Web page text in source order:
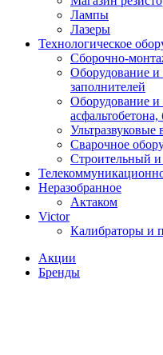
Лампы
Лазеры
Технологическое
Сборочно-
Оборудование
заполнителей
Оборудование и
Ультразвуковые
Сварочное
Строительный
Неразобранное
Актаком
Victor
Калибраторы и
Акции
Бренды